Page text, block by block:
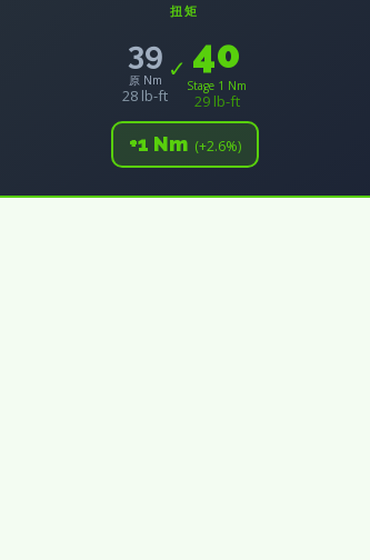
扭矩
39
原 Nm
28 lb-ft
✓ 40
Stage 1 Nm
29 lb-ft
+1 Nm (+2.6%)